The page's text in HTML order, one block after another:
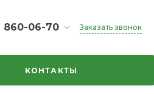
860-06-70
06-70
ТК Кольцо,
Заказать звонок
КОНТАКТЫ